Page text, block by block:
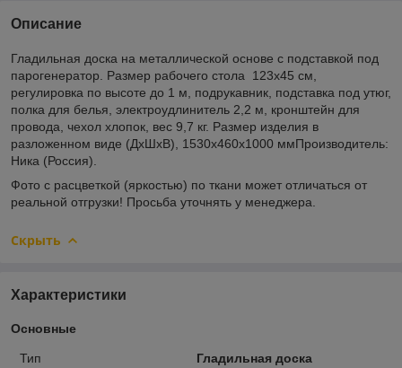
Описание
Гладильная доска на металлической основе с подставкой под
парогенератор. Размер рабочего стола 123х45 см,
регулировка по высоте до 1 м, подрукавник, подставка под утюг,
полка для белья, электроудлинитель 2,2 м, кронштейн для
провода, чехол хлопок, вес 9,7 кг. Размер изделия в
разложенном виде (ДхШхВ), 1530х460х1000 ммПроизводитель:
Ника (Россия).
Фото с расцветкой (яркостью) по ткани может отличаться от
реальной отгрузки! Просьба уточнять у менеджера.
Скрыть
Характеристики
Основные
Тип Гладильная доска